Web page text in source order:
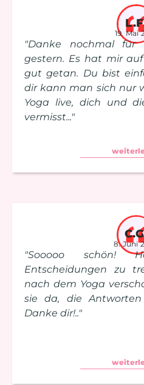
19. Mai
"Danke nochmal für
gestern. Es hat mir
gut getan. Du bist
dir kann man sich nur
Yoga live, dich und
vermisst..."
8. Juni
"Sooooo schön!
Entscheidungen zu
nach dem Yoga
sie da, die
Danke dir!.."